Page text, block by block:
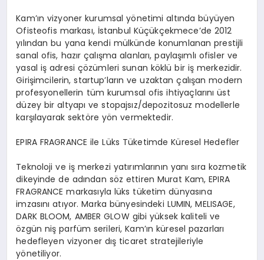
Kam’ın vizyoner kurumsal yönetimi altında büyüyen
Ofisteofis markası, İstanbul Küçükçekmece’de 2012
yılından bu yana kendi mülkünde konumlanan prestijli
sanal ofis, hazır çalışma alanları, paylaşımlı ofisler ve
yasal iş adresi çözümleri sunan köklü bir iş merkezidir.
Girişimcilerin, startup’ların ve uzaktan çalışan modern
profesyonellerin tüm kurumsal ofis ihtiyaçlarını üst
düzey bir altyapı ve stopajsız/depozitosuz modellerle
karşılayarak sektöre yön vermektedir.
EPIRA FRAGRANCE ile Lüks Tüketimde Küresel Hedefler
Teknoloji ve iş merkezi yatırımlarının yanı sıra kozmetik
dikeyinde de adından söz ettiren Murat Kam, EPIRA
FRAGRANCE markasıyla lüks tüketim dünyasına
imzasını atıyor. Marka bünyesindeki LUMIN, MELISAGE,
DARK BLOOM, AMBER GLOW gibi yüksek kaliteli ve
özgün niş parfüm serileri, Kam’ın küresel pazarları
hedefleyen vizyoner dış ticaret stratejileriyle
yönetiliyor.